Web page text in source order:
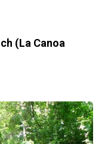
(La Canoa